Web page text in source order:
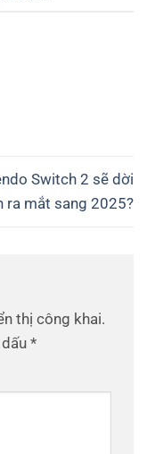
Switch 2 sẽ dời
ra mắt sang 2025?
thị công khai.
*